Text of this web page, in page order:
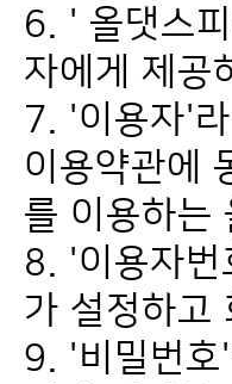
6. ' 올댓스
자에게 제공
7. '이용자'
이용약관에
를 이용하는
8. '이용자번
가 설정하고
9. '비밀번호